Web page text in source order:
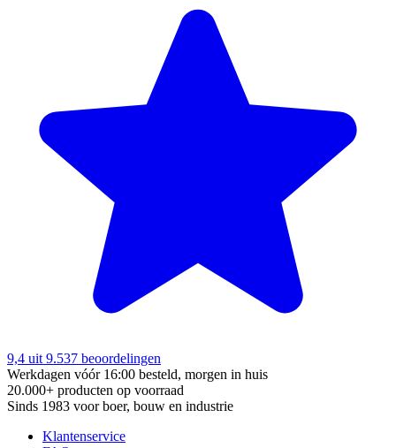
9,4 uit 9.537 beoordelingen
Werkdagen vóór 16:00 besteld, morgen in huis
20.000+ producten op voorraad
Sinds 1983 voor boer, bouw en industrie
Klantenservice